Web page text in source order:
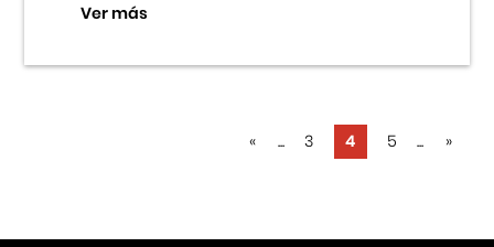
Ver más
« ... 3 4 5 ... »